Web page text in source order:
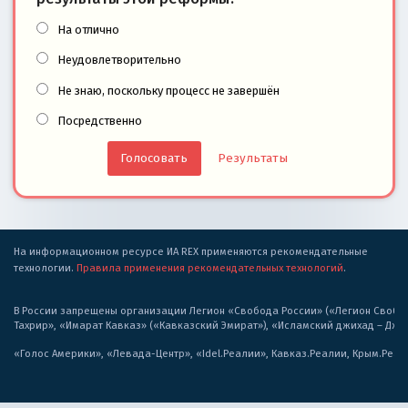
На отлично
Неудовлетворительно
Не знаю, поскольку процесс не завершён
Посредственно
Результаты
На информационном ресурсе ИА REX применяются рекомендательные
технологии. Правила применения рекомендательных технологий.
В России запрещены организации Легион «Свобода России» («Легион
Тахрир», «Имарат Кавказ» («Кавказский Эмират»), «Исламский джихад –
«Голос Америки», «Левада-Центр», «Idel.Реалии», Кавказ.Реалии,